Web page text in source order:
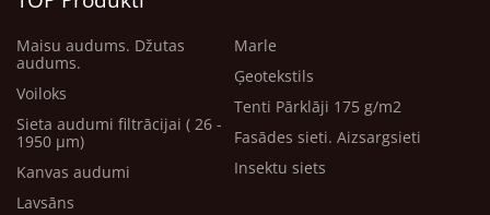
Maisu audums. Džutas
audums.
Voiloks
Sieta audumi filtrācijai ( 26 -
1950 μm)
Kanvas audumi
Lavsāns
Marle
Ģeotekstils
Tenti Pārklāji 175 g/m2
Fasādes sieti. Aizsargsieti
Insektu siets